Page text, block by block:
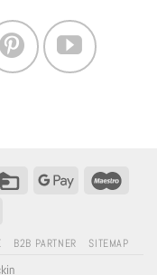
CreditcardGoogle
B2B PARTNER SITEMAP